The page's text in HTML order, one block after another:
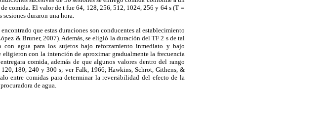
comida. El valor de t fue 64, 128, 256, 512, 1024, 256 y 64 s (T =
sesiones duraron una hora.
que estas duraciones son conducentes al establecimiento
& Bruner, 2007). Además, se eligió la duración del TF 2 s de tal
agua para los sujetos bajo reforzamiento inmediato y bajo
con la intención de aproximar gradualmente la frecuencia
comida, además de que algunos valores dentro del rango
180, 240 y 300 s; ver Falk, 1966; Hawkins, Schrot, Githens, &
entre comidas para determinar la reversibilidad del efecto de la
de agua.